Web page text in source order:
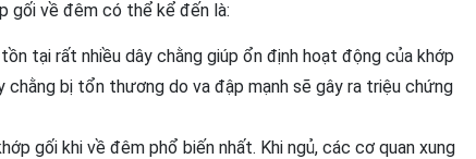
gối về đêm có thể kể đến là:
tại rất nhiều dây chằng giúp ổn định hoạt động của khớp
bị tổn thương do va đập mạnh sẽ gây ra triệu chứng
gối khi về đêm phổ biến nhất. Khi ngủ, các cơ quan xung